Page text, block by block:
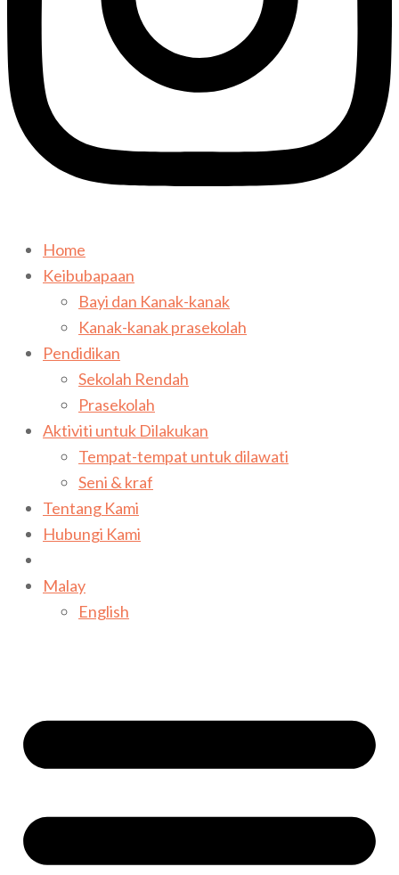
Home
Keibubapaan
Bayi dan Kanak-kanak
Kanak-kanak prasekolah
Pendidikan
Sekolah Rendah
Prasekolah
Aktiviti untuk Dilakukan
Tempat-tempat untuk dilawati
Seni & kraf
Tentang Kami
Hubungi Kami
Malay
English